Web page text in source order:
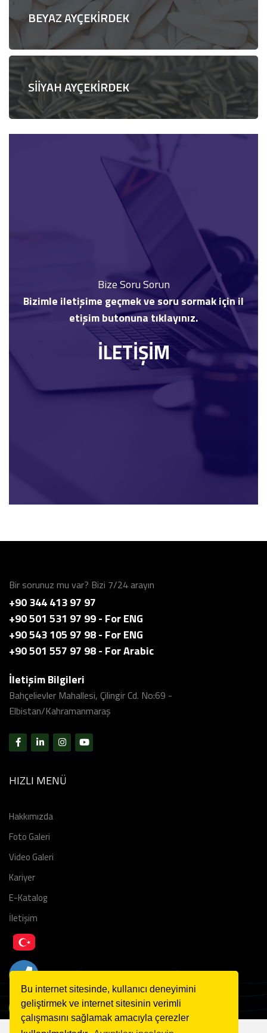
Bu internet sitesinde, kullanıcı deneyimini
geliştirmek ve internet sitesinin verimli
çalışmasını sağlamak amacıyla çerezler
BEYAZ AYÇEKİRDEK
SİİYAH AYÇEKİRDEK
Bize Soru Sorun
Bizimle iletişime geçmek ve soru sormak için il
etişim butonuna tıklayınız.
İLETİŞİM
Bir sorunuz mu var? Bizi 7/24 arayın
+90 344 413 97 97
+90 501 531 97 99 - For ENG
+90 543 105 97 98 - For ENG
+90 501 557 97 98 - For Arabic
İletişim Bilgileri
Bahçelievler Mahallesi, Çilingir Cd. No:69 -
Elbistan/Kahramanmaraş
HIZLI MENÜ
Hakkımızda
Foto Galeri
Video Galeri
Kariyer
E-Katalog
İletişim